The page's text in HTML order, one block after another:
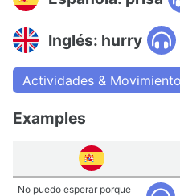
Inglés: hurry
Actividades &
Examples
No puedo esperar porque